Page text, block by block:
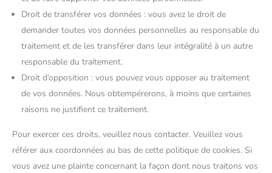
Droit de transférer vos données : vous avez le droit de
demander toutes vos données personnelles au responsable du
traitement et de les transférer dans leur intégralité à un autre
responsable du traitement.
Droit d’opposition : vous pouvez vous opposer au traitement
de vos données. Nous obtempérerons, à moins que certaines
raisons ne justifient ce traitement.
Pour exercer ces droits, veuillez nous contacter. Veuillez vous
référer aux coordonnées au bas de cette politique de cookies. Si
vous avez une plainte concernant la façon dont nous traitons vos